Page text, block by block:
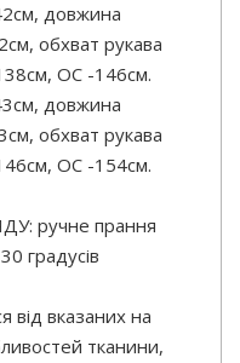
довжина
обхват рукава
OC -146см.
довжина
обхват рукава
OC -154см.
ручне прання
градусів
від вказаних на
тканини,